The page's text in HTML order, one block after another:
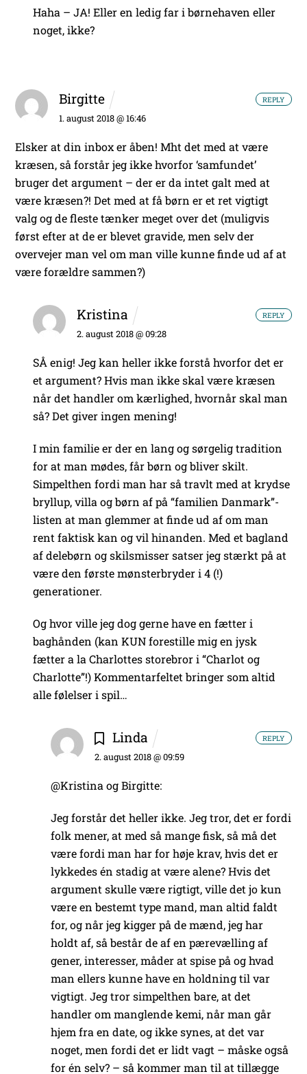
Haha – JA! Eller en ledig far i børnehaven eller
noget, ikke?
Birgitte
1. august 2018 @ 16:46
Elsker at din inbox er åben! Mht det med at være
kræsen, så forstår jeg ikke hvorfor ‘samfundet’
bruger det argument – der er da intet galt med at
være kræsen?! Det med at få børn er et ret vigtigt
valg og de fleste tænker meget over det (muligvis
først efter at de er blevet gravide, men selv der
overvejer man vel om man ville kunne finde ud af at
være forældre sammen?)
REPLY
Kristina
2. august 2018 @ 09:28
SÅ enig! Jeg kan heller ikke forstå hvorfor det er
et argument? Hvis man ikke skal være kræsen
når det handler om kærlighed, hvornår skal man
så? Det giver ingen mening!
I min familie er der en lang og sørgelig tradition
for at man mødes, får børn og bliver skilt.
Simpelthen fordi man har så travlt med at krydse
bryllup, villa og børn af på “familien Danmark”-
listen at man glemmer at finde ud af om man
rent faktisk kan og vil hinanden. Med et bagland
af delebørn og skilsmisser satser jeg stærkt på at
være den første mønsterbryder i 4 (!)
generationer.
Og hvor ville jeg dog gerne have en fætter i
baghånden (kan KUN forestille mig en jysk
fætter a la Charlottes storebror i “Charlot og
Charlotte”!) Kommentarfeltet bringer som altid
alle følelser i spil…
REPLY
Linda
2. august 2018 @ 09:59
@Kristina og Birgitte:
Jeg forstår det heller ikke. Jeg tror, det er fordi
folk mener, at med så mange fisk, så må det
være fordi man har for høje krav, hvis det er
lykkedes én stadig at være alene? Hvis det
argument skulle være rigtigt, ville det jo kun
være en bestemt type mand, man altid faldt
for, og når jeg kigger på de mænd, jeg har
holdt af, så består de af en pærevælling af
gener, interesser, måder at spise på og hvad
man ellers kunne have en holdning til var
vigtigt. Jeg tror simpelthen bare, at det
handler om manglende kemi, når man går
hjem fra en date, og ikke synes, at det var
noget, men fordi det er lidt vagt – måske også
for én selv? – så kommer man til at tillægge
REPLY